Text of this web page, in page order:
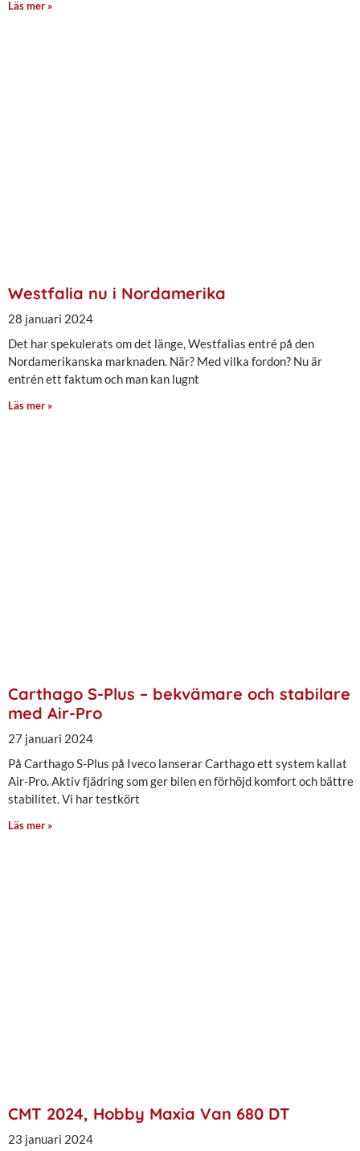
Läs mer »
Westfalia nu i Nordamerika
28 januari 2024
Det har spekulerats om det länge, Westfalias entré på den
Nordamerikanska marknaden. När? Med vilka fordon? Nu är
entrén ett faktum och man kan lugnt
Läs mer »
Carthago S-Plus – bekvämare och stabilare
med Air-Pro
27 januari 2024
På Carthago S-Plus på Iveco lanserar Carthago ett system kallat
Air-Pro. Aktiv fjädring som ger bilen en förhöjd komfort och bättre
stabilitet. Vi har testkört
Läs mer »
CMT 2024, Hobby Maxia Van 680 DT
23 januari 2024